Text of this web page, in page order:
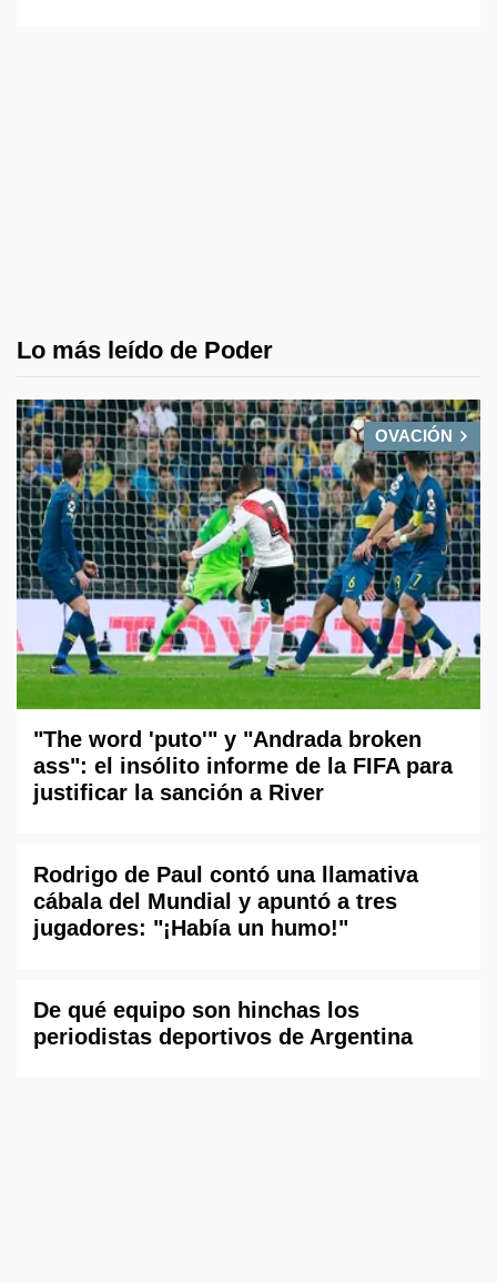
Lo más leído de Poder
OVACIÓN
"The word 'puto'" y "Andrada broken
ass": el insólito informe de la FIFA para
justificar la sanción a River
Rodrigo de Paul contó una llamativa
cábala del Mundial y apuntó a tres
jugadores: "¡Había un humo!"
De qué equipo son hinchas los
periodistas deportivos de Argentina